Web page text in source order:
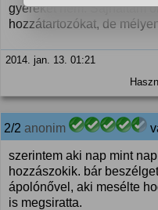
gyereket nem. Sajnáltam
hozzátartozókat, de
2014. jan. 13. 01:21
2/2 anonim
szerintem aki nap mint
hozzászokik. bár
ápolónővel, aki mesélte
is megsiratta.